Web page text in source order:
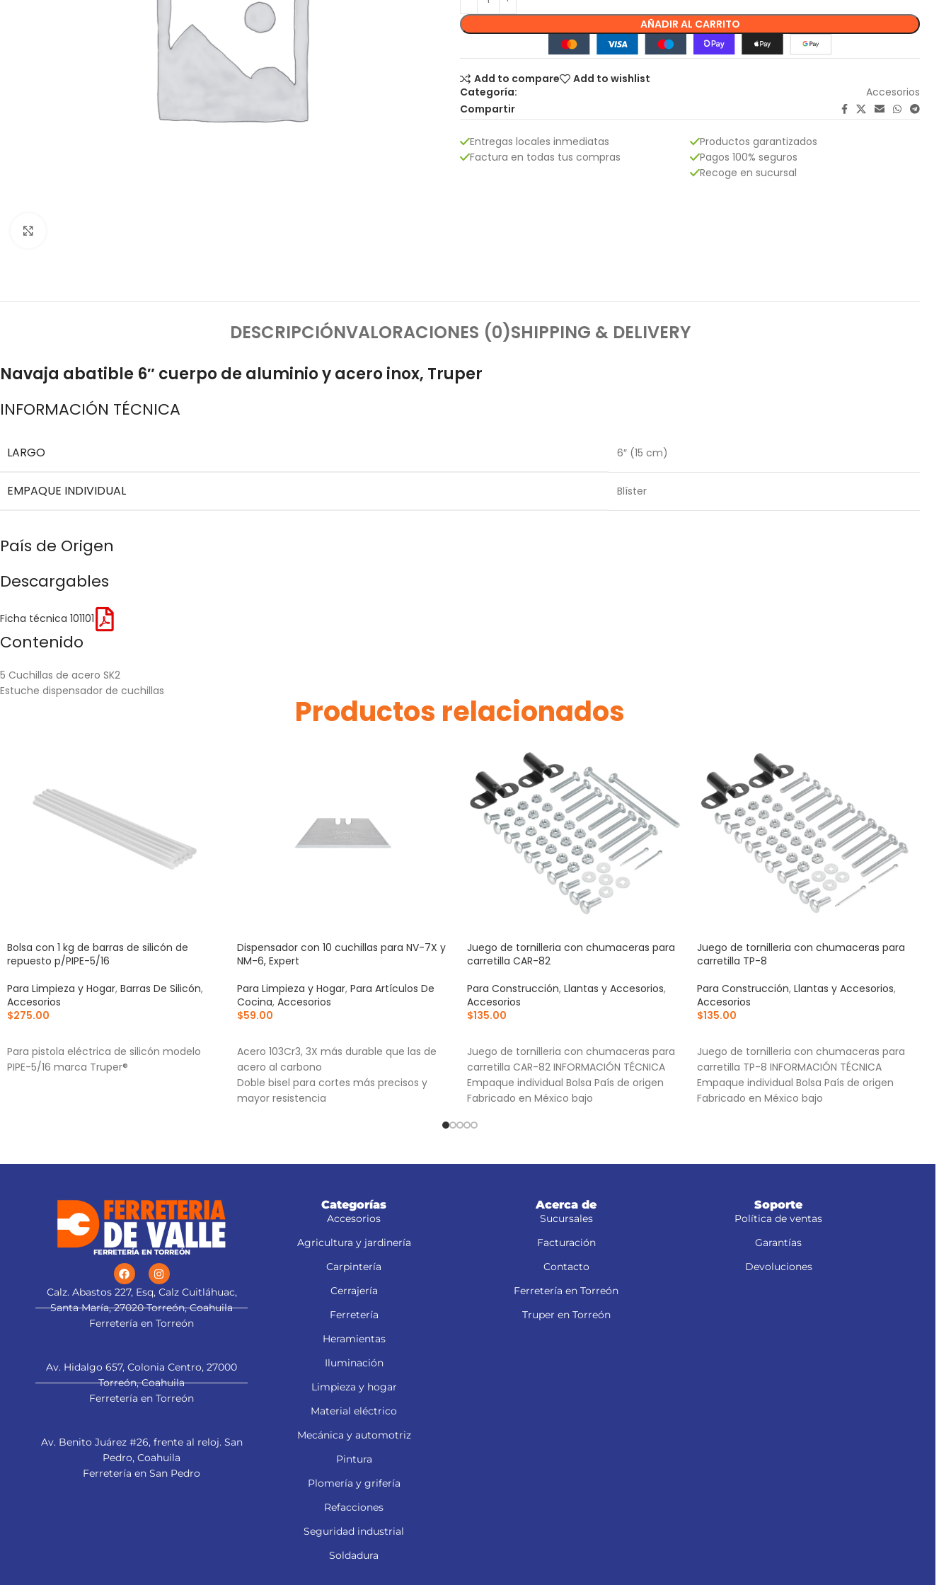
AÑADIR AL CARRITO
Add to compare
Add to wishlist
Categoría:
Accesorios
Compartir
Entregas locales inmediatas
Factura en todas tus compras
Productos garantizados
Pagos 100% seguros
Recoge en sucursal
DESCRIPCIÓNVALORACIONES (0)SHIPPING & DELIVERY
Navaja abatible 6″ cuerpo de aluminio y acero inox, Truper
INFORMACIÓN TÉCNICA
LARGO 6″ (15 cm)
EMPAQUE INDIVIDUAL Blíster
País de Origen
Descargables
Ficha técnica 101101
Contenido
5 Cuchillas de acero SK2
Estuche dispensador de cuchillas
Productos relacionados
Bolsa con 1 kg de barras de silicón de
repuesto p/PIPE-5/16
Para Limpieza y Hogar, Barras De Silicón,
Accesorios
$275.00
Para pistola eléctrica de silicón modelo
PIPE-5/16 marca Truper®
Dispensador con 10 cuchillas para NV-7X y
NM-6, Expert
Para Limpieza y Hogar, Para Artículos De
Cocina, Accesorios
$59.00
Acero 103Cr3, 3X más durable que las de
acero al carbono
Doble bisel para cortes más precisos y
mayor resistencia
Juego de tornilleria con chumaceras para
carretilla CAR-82
Para Construcción, Llantas y Accesorios,
Accesorios
$135.00
Juego de tornilleria con chumaceras para
carretilla CAR-82 INFORMACIÓN TÉCNICA
Empaque individual Bolsa País de origen
Fabricado en México bajo
Juego de tornilleria con chumaceras para
carretilla TP-8
Para Construcción, Llantas y Accesorios,
Accesorios
$135.00
Juego de tornilleria con chumaceras para
carretilla TP-8 INFORMACIÓN TÉCNICA
Empaque individual Bolsa País de origen
Fabricado en México bajo
FERRETERÍA EN TORREÓN
Calz. Abastos 227, Esq, Calz Cuitláhuac,
Santa María, 27020 Torreón, Coahuila
Ferretería en Torreón
Av. Hidalgo 657, Colonia Centro, 27000
Torreón, Coahuila
Ferretería en Torreón
Av. Benito Juárez #26, frente al reloj. San
Pedro, Coahuila
Ferretería en San Pedro
Categorías
Accesorios
Agricultura y jardinería
Carpintería
Cerrajería
Ferretería
Heramientas
Iluminación
Limpieza y hogar
Material eléctrico
Mecánica y automotriz
Pintura
Plomería y grifería
Refacciones
Seguridad industrial
Soldadura
Acerca de
Sucursales
Facturación
Contacto
Ferretería en Torreón
Truper en Torreón
Soporte
Política de ventas
Garantías
Devoluciones